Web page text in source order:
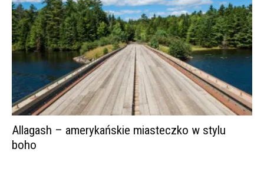
Allagash – amerykańskie miasteczko w stylu
boho